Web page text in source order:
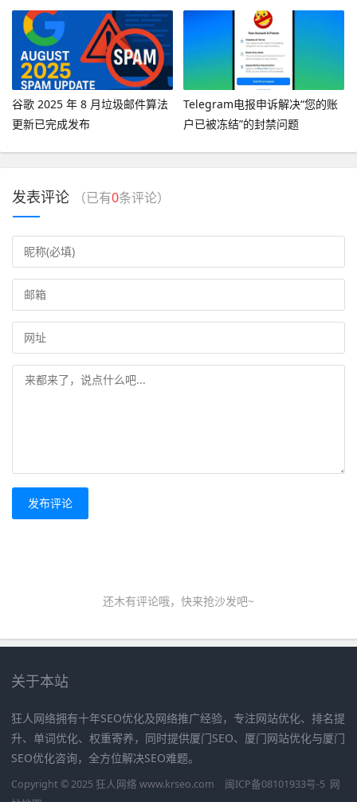
消息”
谷歌 2025 年 8 月垃圾邮件算法
更新已完成发布
Telegram电报申诉解决“您的账
户已被冻结”的封禁问题
发表评论 （已有0条评论）
发布评论
还木有评论哦，快来抢沙发吧~
关于本站
狂人网络拥有十年SEO优化及网络推广经验，专注网站优化、排名提
升、单词优化、权重寄养，同时提供厦门SEO、厦门网站优化与厦门
SEO优化咨询，全方位解决SEO难题。
Copyright © 2025 狂人网络 www.krseo.com 闽ICP备08101933号-5 网